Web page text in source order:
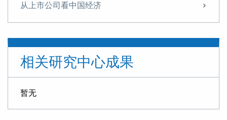
从上市公司看中国经济
如何理解美联储降息
政策转向的开始
不一样的地产周期
如何看二季度经济数据
相关研究中心成果
暂无